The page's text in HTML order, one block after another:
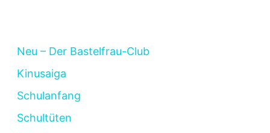
Neu – Der Bastelfrau-Club
Kinusaiga
Schulanfang
Schultüten